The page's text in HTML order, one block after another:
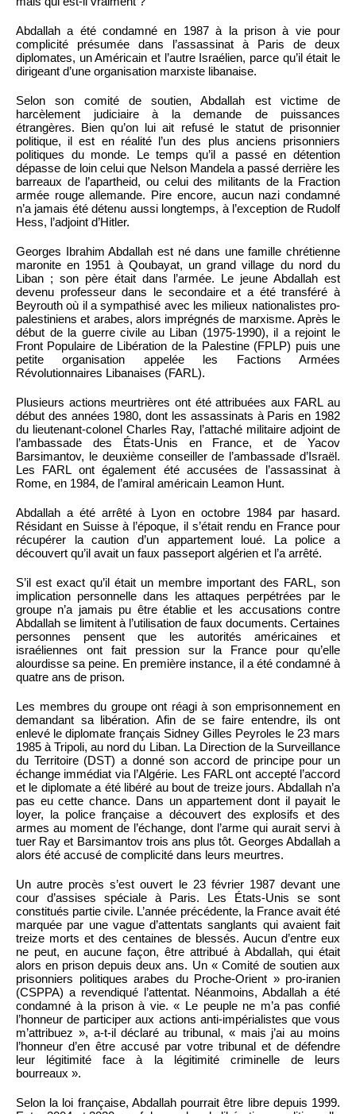
Abdallah a été condamné en 1987 à la prison à vie pour
complicité présumée dans l’assassinat à Paris de deux
diplomates, un Américain et l’autre Israélien, parce qu’il était le
dirigeant d’une organisation marxiste libanaise.
Selon son comité de soutien, Abdallah est victime de
harcèlement judiciaire à la demande de puissances
étrangères. Bien qu’on lui ait refusé le statut de prisonnier
politique, il est en réalité l’un des plus anciens prisonniers
politiques du monde. Le temps qu’il a passé en détention
dépasse de loin celui que Nelson Mandela a passé derrière les
barreaux de l’apartheid, ou celui des militants de la Fraction
armée rouge allemande. Pire encore, aucun nazi condamné
n’a jamais été détenu aussi longtemps, à l’exception de Rudolf
Hess, l’adjoint d’Hitler.
Georges Ibrahim Abdallah est né dans une famille chrétienne
maronite en 1951 à Qoubayat, un grand village du nord du
Liban ; son père était dans l’armée. Le jeune Abdallah est
devenu professeur dans le secondaire et a été transféré à
Beyrouth où il a sympathisé avec les milieux nationalistes pro-
palestiniens et arabes, alors imprégnés de marxisme. Après le
début de la guerre civile au Liban (1975-1990), il a rejoint le
Front Populaire de Libération de la Palestine (FPLP) puis une
petite organisation appelée les Factions Armées
Révolutionnaires Libanaises (FARL).
Plusieurs actions meurtrières ont été attribuées aux FARL au
début des années 1980, dont les assassinats à Paris en 1982
du lieutenant-colonel Charles Ray, l’attaché militaire adjoint de
l’ambassade des États-Unis en France, et de Yacov
Barsimantov, le deuxième conseiller de l’ambassade d’Israël.
Les FARL ont également été accusées de l’assassinat à
Rome, en 1984, de l’amiral américain Leamon Hunt.
Abdallah a été arrêté à Lyon en octobre 1984 par hasard.
Résidant en Suisse à l’époque, il s’était rendu en France pour
récupérer la caution d’un appartement loué. La police a
découvert qu’il avait un faux passeport algérien et l’a arrêté.
S’il est exact qu’il était un membre important des FARL, son
implication personnelle dans les attaques perpétrées par le
groupe n’a jamais pu être établie et les accusations contre
Abdallah se limitent à l’utilisation de faux documents. Certaines
personnes pensent que les autorités américaines et
israéliennes ont fait pression sur la France pour qu’elle
alourdisse sa peine. En première instance, il a été condamné à
quatre ans de prison.
Les membres du groupe ont réagi à son emprisonnement en
demandant sa libération. Afin de se faire entendre, ils ont
enlevé le diplomate français Sidney Gilles Peyroles le 23 mars
1985 à Tripoli, au nord du Liban. La Direction de la Surveillance
du Territoire (DST) a donné son accord de principe pour un
échange immédiat via l’Algérie. Les FARL ont accepté l’accord
et le diplomate a été libéré au bout de treize jours. Abdallah n’a
pas eu cette chance. Dans un appartement dont il payait le
loyer, la police française a découvert des explosifs et des
armes au moment de l’échange, dont l’arme qui aurait servi à
tuer Ray et Barsimantov trois ans plus tôt. Georges Abdallah a
alors été accusé de complicité dans leurs meurtres.
Un autre procès s’est ouvert le 23 février 1987 devant une
cour d’assises spéciale à Paris. Les États-Unis se sont
constitués partie civile. L’année précédente, la France avait été
marquée par une vague d’attentats sanglants qui avaient fait
treize morts et des centaines de blessés. Aucun d’entre eux
ne peut, en aucune façon, être attribué à Abdallah, qui était
alors en prison depuis deux ans. Un « Comité de soutien aux
prisonniers politiques arabes du Proche-Orient » pro-iranien
(CSPPA) a revendiqué l’attentat. Néanmoins, Abdallah a été
condamné à la prison à vie. « Le peuple ne m’a pas confié
l’honneur de participer aux actions anti-impérialistes que vous
m’attribuez », a-t-il déclaré au tribunal, « mais j’ai au moins
l’honneur d’en être accusé par votre tribunal et de défendre
leur légitimité face à la légitimité criminelle de leurs
bourreaux ».
Selon la loi française, Abdallah pourrait être libre depuis 1999.